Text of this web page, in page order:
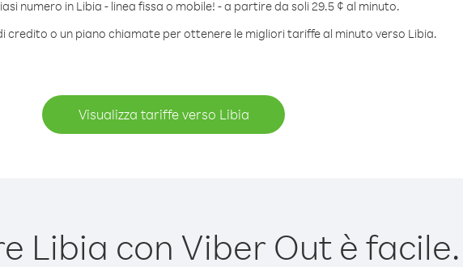
numero in Libia - linea fissa o mobile! - a partire da soli 29.5 ¢ al minuto.
credito o un piano chiamate per ottenere le migliori tariffe al minuto verso Libia.
Visualizza tariffe verso Libia
Libia con Viber Out è facile.